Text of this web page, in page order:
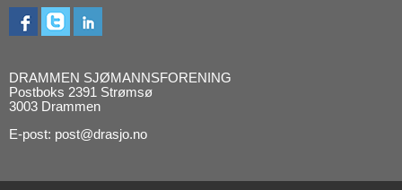
DRAMMEN SJØMANNSFORENING
Postboks 2391 Strømsø
3003 Drammen
E-post: post@drasjo.no